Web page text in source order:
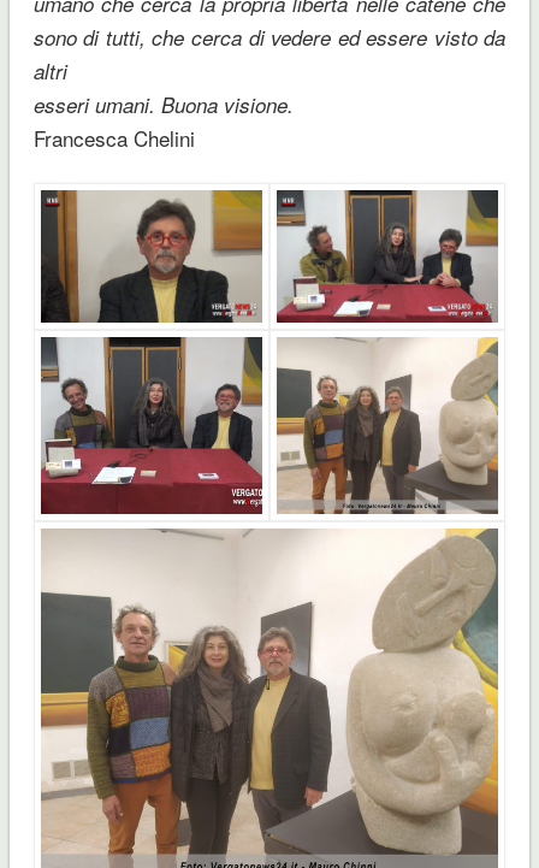
sono di tutti, che cerca di vedere ed essere visto da
altri
esseri umani. Buona visione.
Francesca Chelini